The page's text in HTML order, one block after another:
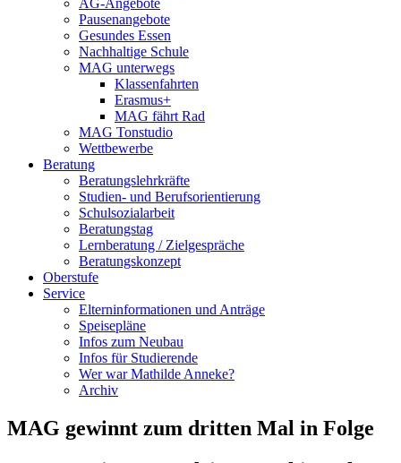
AG-Angebote
Pausenangebote
Gesundes Essen
Nachhaltige Schule
MAG unterwegs
Klassenfahrten
Erasmus+
MAG fährt Rad
MAG Tonstudio
Wettbewerbe
Beratung
Beratungslehrkräfte
Studien- und Berufsorientierung
Schulsozialarbeit
Beratungstag
Lernberatung / Zielgespräche
Beratungskonzept
Oberstufe
Service
Elterninformationen und Anträge
Speisepläne
Infos zum Neubau
Infos für Studierende
Wer war Mathilde Anneke?
Archiv
MAG gewinnt zum dritten Mal in Folge